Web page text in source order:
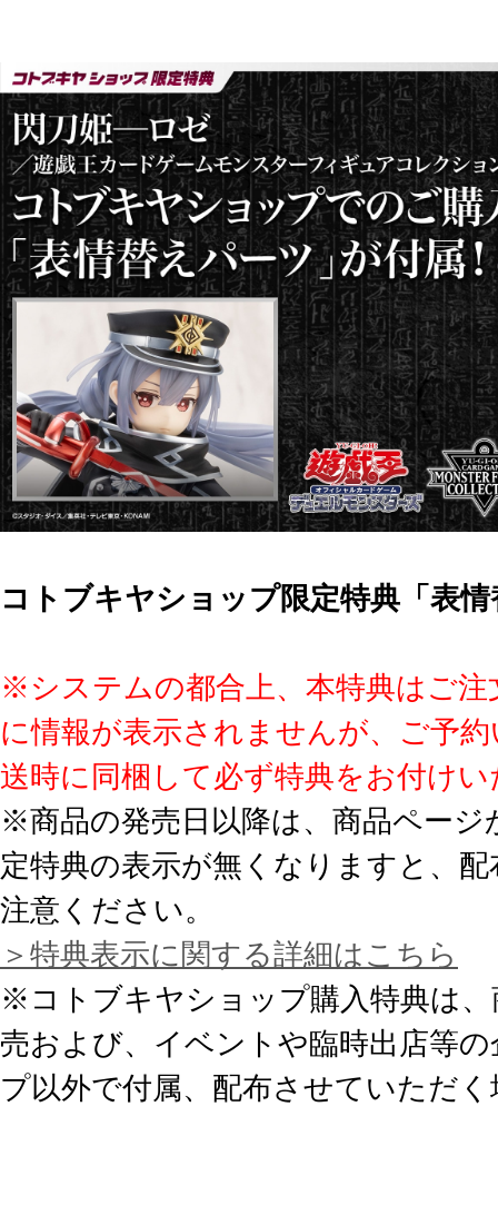
コトブキヤショップ限定特典「表
※システムの都合上、本特典はご注
に情報が表示されませんが、ご予
送時に同梱して必ず特典をお付け
※商品の発売日以降は、商品ページ
定特典の表示が無くなりますと、
注意ください。
＞特典表示に関する詳細はこちら
※コトブキヤショップ購入特典は、
売および、イベントや臨時出店等
プ以外で付属、配布させていただ